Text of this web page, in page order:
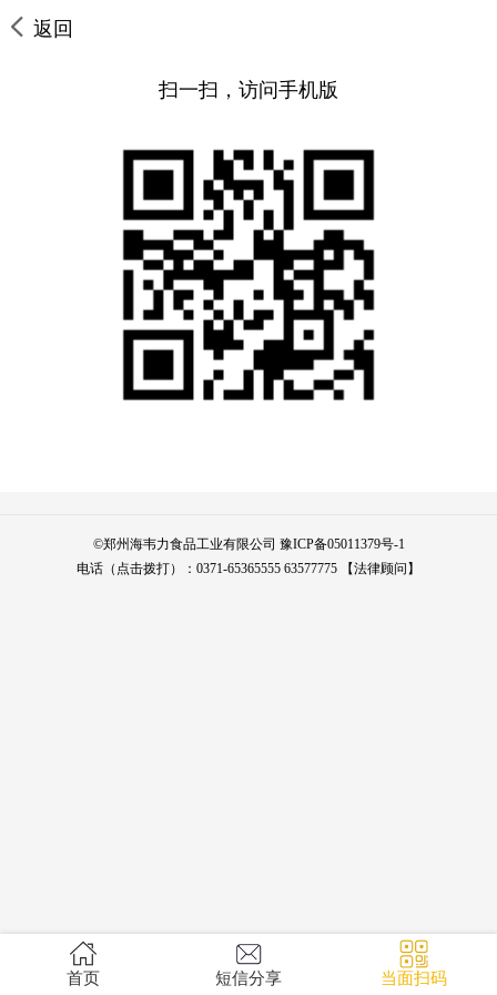
返回
扫一扫，访问手机版
©郑州海韦力食品工业有限公司 豫ICP备05011379号-1
电话（点击拨打）： 0371-65365555 63577775 【法律顾问】
首页 短信分享 当面扫码